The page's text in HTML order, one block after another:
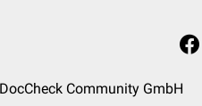
Community GmbH